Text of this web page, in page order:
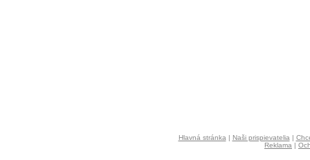
Hlavná stránka | Naši prispievatelia |
Reklama |